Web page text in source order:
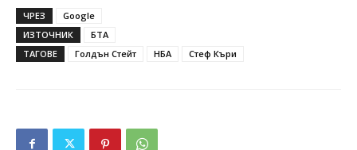
ЧРЕЗ
Google
ИЗТОЧНИК
БТА
ТАГОВЕ
Голдън Стейт НБА Стеф Къри